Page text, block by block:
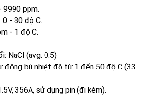
9990 ppm.
0 - 80 độ C.
- 1 độ C.
NaCl (avg. 0.5)
động bù nhiệt độ từ 1 đến 50 độ C (33
356A, sử dụng pin (đi kèm).